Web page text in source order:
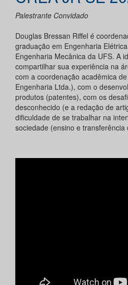
Palestrante Convidado
Douglas Bressan Riffel é
graduação em Engenharia
Engenharia Mecânica da UFS. A
compartilhar sua experiência na
com a coordenação acadêmica
Engenharia Ltda.), com o
produtos (patentes), com os
desconhecido (e a redação de
dificuldade de se trabalhar na
sociedade (ensino e transferência